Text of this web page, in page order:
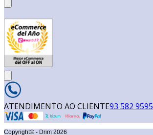
ATENDIMENTO AO CLIENTE93 582 9595
Copyright© - Drim 2026